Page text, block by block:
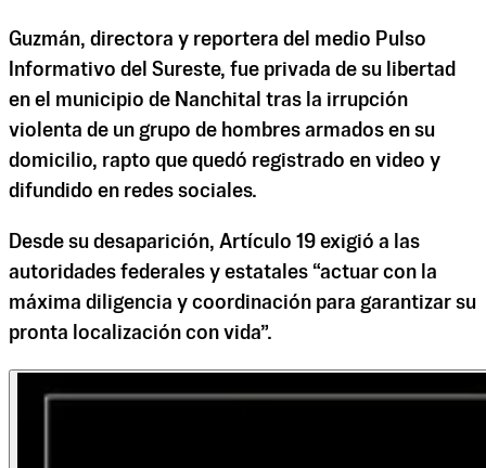
Guzmán, directora y reportera del medio Pulso
Informativo del Sureste, fue privada de su libertad
en el municipio de Nanchital tras la irrupción
violenta de un grupo de hombres armados en su
domicilio, rapto que quedó registrado en video y
difundido en redes sociales.
Desde su desaparición, Artículo 19 exigió a las
autoridades federales y estatales “actuar con la
máxima diligencia y coordinación para garantizar su
pronta localización con vida”.